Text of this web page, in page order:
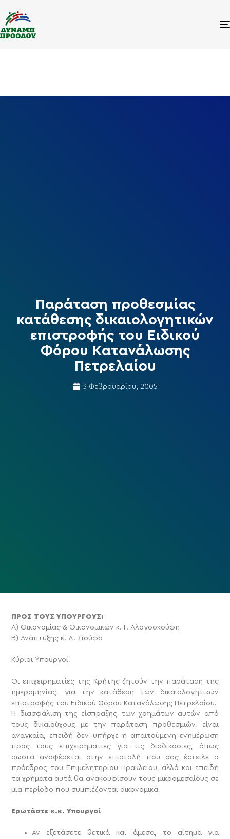
Παράταση προθεσμίας
κατάθεσης δικαιολογητικών
επιστροφής του Ειδικού
Φόρου Κατανάλωσης
Πετρελαίου
3 Φεβρουαρίου, 2005
ΠΡΟΣ ΤΟΥΣ ΥΠΟΥΡΓΟΥΣ:
Α) Οικονομίας & Οικονομικών κ. Γ. Αλογοσκούφη
Β) Ανάπτυξης κ. Δ. Σιούφα
Κύριοι Υπουργοί,
Οι επιχειρηματίες της Κρήτης ζητούν την παράταση της
ημερομηνίας, για την κατάθεση των δικαιολογητικών
επιστροφής του Ειδικού Φόρου Κατανάλωσης Πετρελαίου.
Η διασφάλιση της είσπραξης των χρημάτων αυτών από
τους δικαιούχους με την παράταση προθεσμιών, είναι
αναγκαία, επειδή δεν υπήρχε η απαιτούμενη ενημέρωση
προς τους επιχειρηματίες για τις διαδικασίες, όπως
σωστά αναφέρεται στην επιστολή που σας έστειλε ο
πρόεδρος του Επιμελητηρίου Ηρακλείου, αλλά και επειδή
τα χρήματα αυτά θα ανακουφίσουν τους μικρομεσαίους σε
μια περίοδο που συμπιέζονται οικονομικά
Ερωτάστε κ.κ. Υπουργοί
Αν εξετάσετε θετικά και άμεσα, το αίτημα για